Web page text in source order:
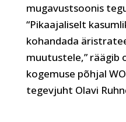
mugavustsoonis
“Pikaajaliselt
kohandada
muutustele,” räägib
kogemuse põhjal
tegevjuht Olavi